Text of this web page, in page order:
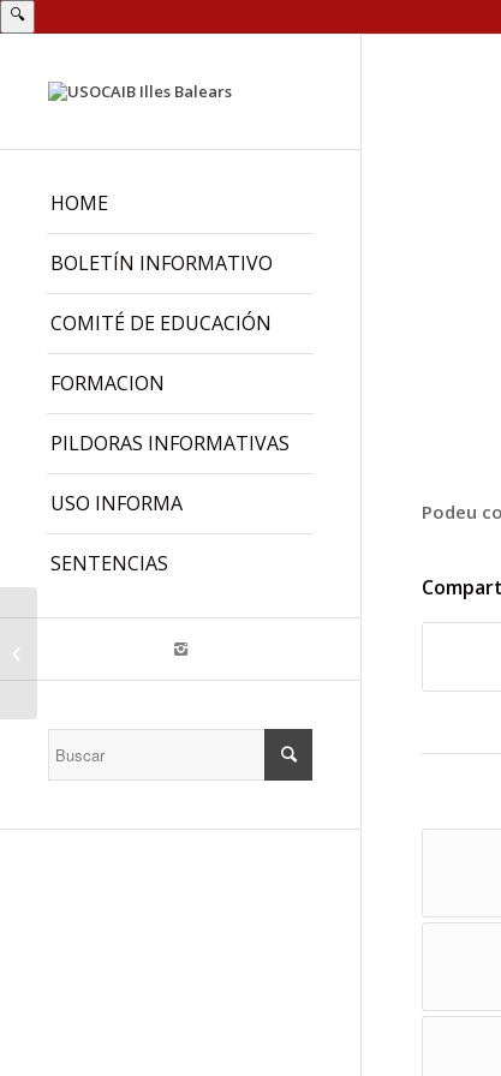
🔍
HOME
BOLETÍN INFORMATIVO
COMITÉ DE EDUCACIÓN
FORMACION
PILDORAS INFORMATIVAS
USO INFORMA
SENTENCIAS
Podeu
RESUMEN DE LAS